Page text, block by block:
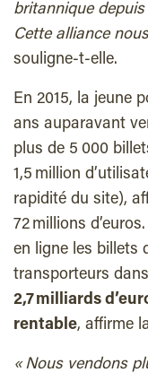
britannique depuis
Cette alliance
souligne-t-elle.
En 2015, la jeune
ans auparavant
plus de 5 000
1,5 million
rapidité du site),
72 millions
en ligne les billets
transporteurs
2,7 milliards
rentable, affirme
« Nous vendons